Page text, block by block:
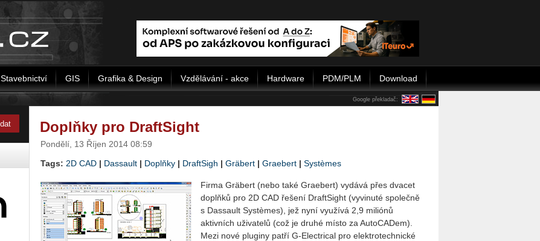
Stavebnictví GIS Grafika & Design Vzdělávání - akce Hardware PDM/PLM Download
Google překladač:
Doplňky pro DraftSight
Pondělí, 13 Říjen 2014 08:59
Tags: 2D CAD | Dassault | Doplňky | DraftSigh | Gräbert | Graebert | Systèmes
Firma Gräbert (nebo také Graebert) vydává přes dvacet
doplňků pro 2D CAD řešení DraftSight (vyvinuté společně
s Dassault Systèmes), jež nyní využívá 2,9 miliónů
aktivních uživatelů (což je druhé místo za AutoCADem).
Mezi nové pluginy patří G-Electrical pro elektrotechnické